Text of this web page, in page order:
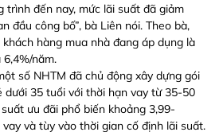
trình đến nay, mức lãi suất đã giảm
đầu công bố”, bà Liên nói. Theo bà,
hàng mua nhà đang áp dụng là
năm.
số NHTM đã chủ động xây dựng gói
dưới 35 tuổi với thời hạn vay từ 35-50
ưu đãi phổ biến khoảng 3,99-
và tùy vào thời gian cố định lãi suất.